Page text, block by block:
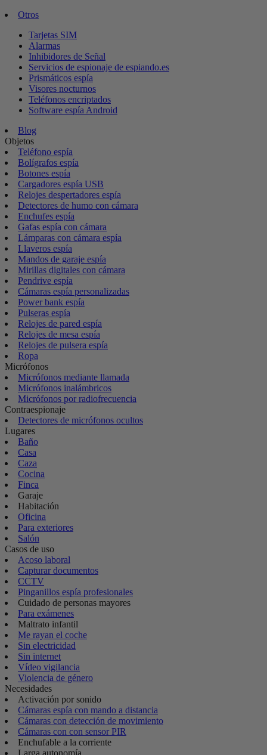
Otros
Tarjetas SIM
Alarmas
Inhibidores de Señal
Servicios de espionaje de espiando.es
Prismáticos espía
Visores nocturnos
Teléfonos encriptados
Software espía Android
Blog
Objetos
Teléfono espía
Bolígrafos espía
Botones espía
Cargadores espía USB
Relojes despertadores espía
Detectores de humo con cámara
Enchufes espía
Gafas espía con cámara
Lámparas con cámara espía
Llaveros espía
Mandos de garaje espía
Mirillas digitales con cámara
Pendrive espía
Cámaras espía personalizadas
Power bank espía
Pulseras espía
Relojes de pared espía
Relojes de mesa espía
Relojes de pulsera espía
Ropa
Micrófonos
Micrófonos mediante llamada
Micrófonos inalámbricos
Micrófonos por radiofrecuencia
Contraespionaje
Detectores de micrófonos ocultos
Lugares
Baño
Casa
Caza
Cocina
Finca
Garaje
Habitación
Oficina
Para exteriores
Salón
Casos de uso
Acoso laboral
Capturar documentos
CCTV
Pinganillos espía profesionales
Cuidado de personas mayores
Para exámenes
Maltrato infantil
Me rayan el coche
Sin electricidad
Sin internet
Vídeo vigilancia
Violencia de género
Necesidades
Activación por sonido
Cámaras espía con mando a distancia
Cámaras con detección de movimiento
Cámaras con con sensor PIR
Enchufable a la corriente
Larga autonomía